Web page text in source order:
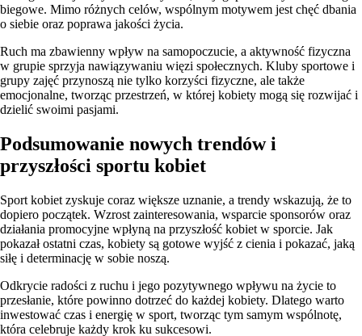
biegowe. Mimo różnych celów, wspólnym motywem jest chęć dbania
o siebie oraz poprawa jakości życia.
Ruch ma zbawienny wpływ na samopoczucie, a aktywność fizyczna
w grupie sprzyja nawiązywaniu więzi społecznych. Kluby sportowe i
grupy zajęć przynoszą nie tylko korzyści fizyczne, ale także
emocjonalne, tworząc przestrzeń, w której kobiety mogą się rozwijać i
dzielić swoimi pasjami.
Podsumowanie nowych trendów i
przyszłości sportu kobiet
Sport kobiet zyskuje coraz większe uznanie, a trendy wskazują, że to
dopiero początek. Wzrost zainteresowania, wsparcie sponsorów oraz
działania promocyjne wpłyną na przyszłość kobiet w sporcie. Jak
pokazał ostatni czas, kobiety są gotowe wyjść z cienia i pokazać, jaką
siłę i determinację w sobie noszą.
Odkrycie radości z ruchu i jego pozytywnego wpływu na życie to
przesłanie, które powinno dotrzeć do każdej kobiety. Dlatego warto
inwestować czas i energię w sport, tworząc tym samym wspólnotę,
która celebruje każdy krok ku sukcesowi.